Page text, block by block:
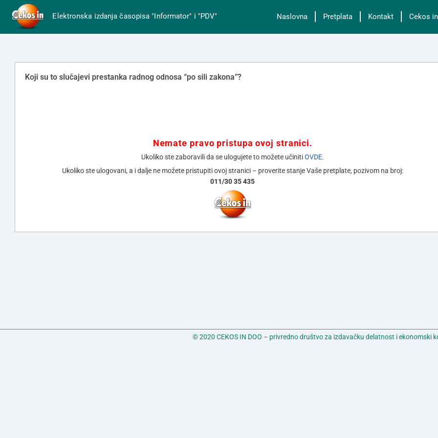
Elektronska izdanja časopisa "Informator" i "PDV" Naslovna Pretplata Kontakt Cekos in
Koji su to slučajevi prestanka radnog odnosa “po sili zakona”?
Nemate pravo pristupa ovoj stranici.
Ukoliko ste zaboravili da se ulogujete to možete učinitiOVDE.
Ukoliko ste ulogovani, a i dalje ne možete pristupiti ovoj stranici – proverite stanje Vaše pretplate, pozivom na broj:
011/30 35 435
© 2020 CEKOS IN DOO – privredno društvo za izdavačku delatnost i ekonomski